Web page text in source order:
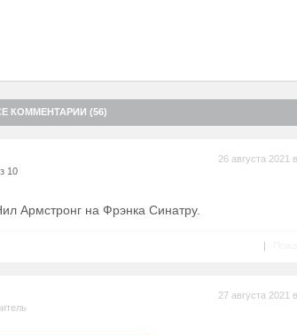
КОММЕНТАРИИ (56)
10
26 августа 2021
Армстронг на Фрэнка Синатру.
|
27 августа 2021